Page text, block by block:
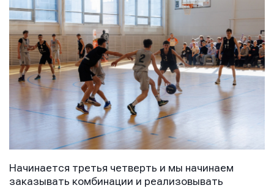
Начинается третья четверть и мы начинаем
заказывать комбинации и реализовывать